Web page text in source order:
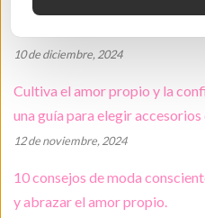
10 de diciembre, 2024
Cultiva el amor propio y la
una guía para elegir
12 de noviembre, 2024
10 consejos de moda
y abrazar el amor propio.